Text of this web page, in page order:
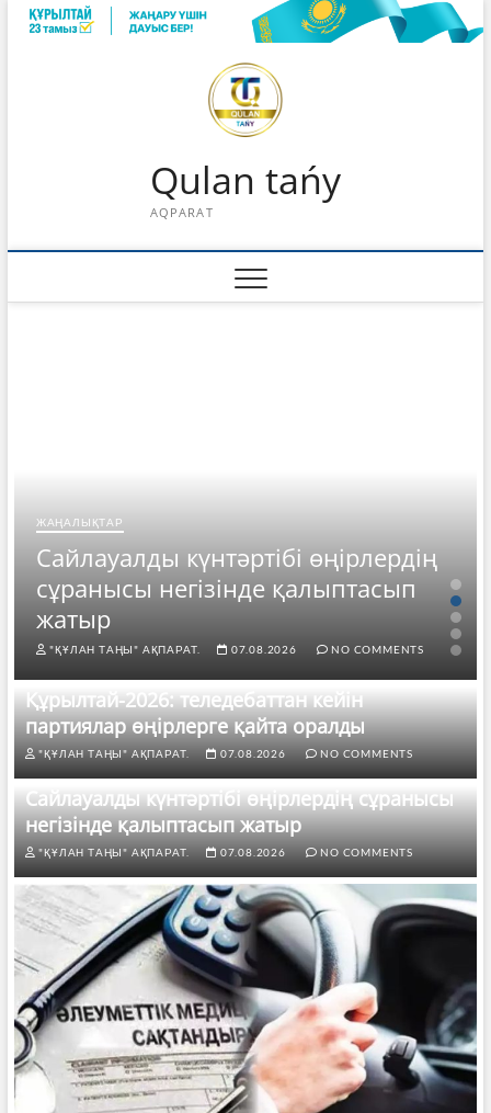
Skip
Qulan tańy
AQPARAT
ЖАҢАЛЫҚТАР
Сайлауалды күнтәртібі өңірлердің
сұранысы негізінде қалыптасып
жатыр
"ҚҰЛАН ТАҢЫ" АҚПАРАТ. 07.08.2026 NO COMMENTS
Құрылтай-2026: теледебаттан кейін
партиялар өңірлерге қайта оралды
"ҚҰЛАН ТАҢЫ" АҚПАРАТ. 07.08.2026 NO COMMENTS
Сайлауалды күнтәртібі өңірлердің сұранысы
негізінде қалыптасып жатыр
"ҚҰЛАН ТАҢЫ" АҚПАРАТ. 07.08.2026 NO COMMENTS